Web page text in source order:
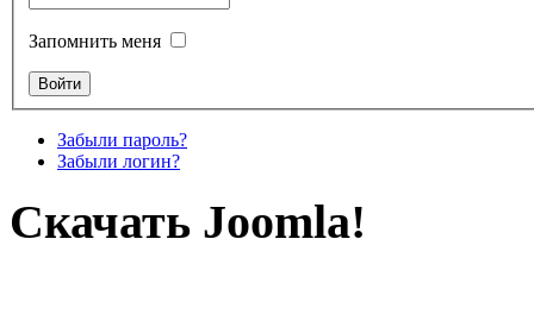
Запомнить меня
Забыли пароль?
Забыли логин?
Скачать Joomla!